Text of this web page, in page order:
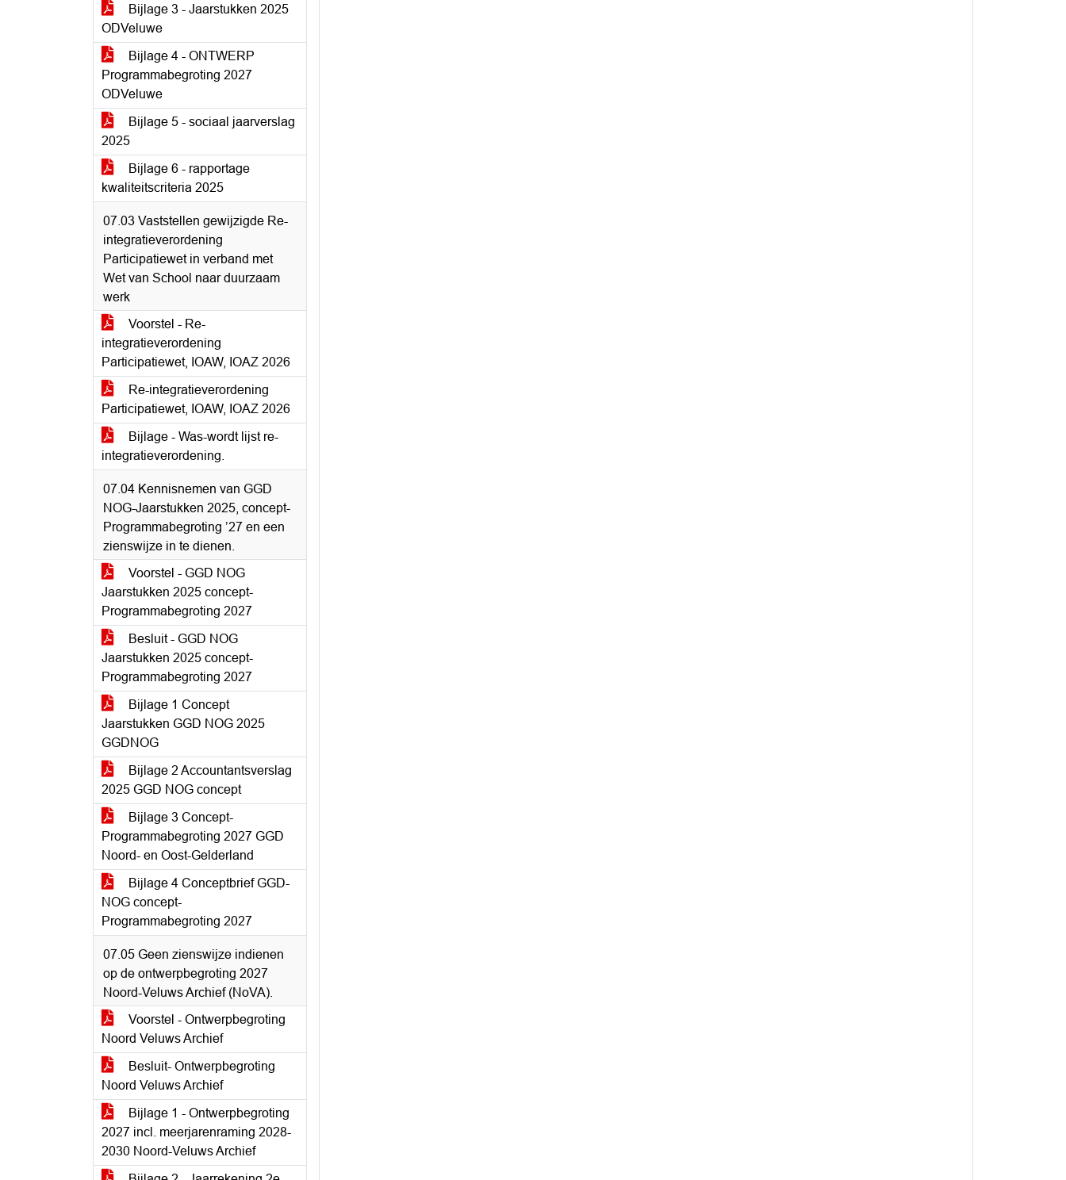
Bijlage 3 - Jaarstukken 2025
ODVeluwe
Bijlage 4 - ONTWERP
Programmabegroting 2027
ODVeluwe
Bijlage 5 - sociaal jaarverslag
2025
Bijlage 6 - rapportage
kwaliteitscriteria 2025
07.03 Vaststellen gewijzigde Re-
integratieverordening
Participatiewet in verband met
Wet van School naar duurzaam
werk
Voorstel - Re-
integratieverordening
Participatiewet, IOAW, IOAZ 2026
Re-integratieverordening
Participatiewet, IOAW, IOAZ 2026
Bijlage - Was-wordt lijst re-
integratieverordening.
07.04 Kennisnemen van GGD
NOG-Jaarstukken 2025, concept-
Programmabegroting ’27 en een
zienswijze in te dienen.
Voorstel - GGD NOG
Jaarstukken 2025 concept-
Programmabegroting 2027
Besluit - GGD NOG
Jaarstukken 2025 concept-
Programmabegroting 2027
Bijlage 1 Concept
Jaarstukken GGD NOG 2025
GGDNOG
Bijlage 2 Accountantsverslag
2025 GGD NOG concept
Bijlage 3 Concept-
Programmabegroting 2027 GGD
Noord- en Oost-Gelderland
Bijlage 4 Conceptbrief GGD-
NOG concept-
Programmabegroting 2027
07.05 Geen zienswijze indienen
op de ontwerpbegroting 2027
Noord-Veluws Archief (NoVA).
Voorstel - Ontwerpbegroting
Noord Veluws Archief
Besluit- Ontwerpbegroting
Noord Veluws Archief
Bijlage 1 - Ontwerpbegroting
2027 incl. meerjarenraming 2028-
2030 Noord-Veluws Archief